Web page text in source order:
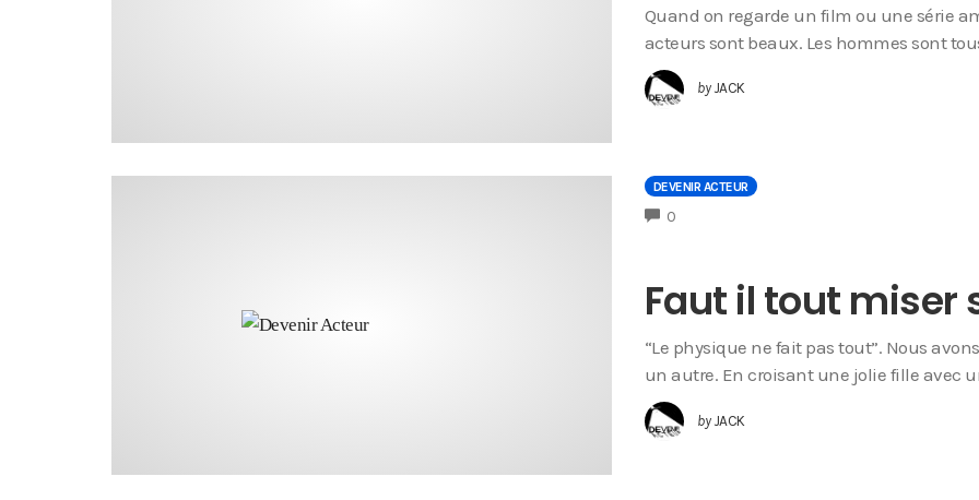
Quand on regarde un film ou une série
acteurs sont beaux. Les hommes sont
by JACK
DEVENIR ACTEUR
0COMMENTS
Faut il tout miser
“Le physique ne fait pas tout”. Nous
un autre. En croisant une jolie fille avec
by JACK